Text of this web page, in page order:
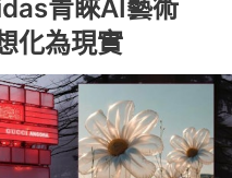
青睞AI藝術
化為現實